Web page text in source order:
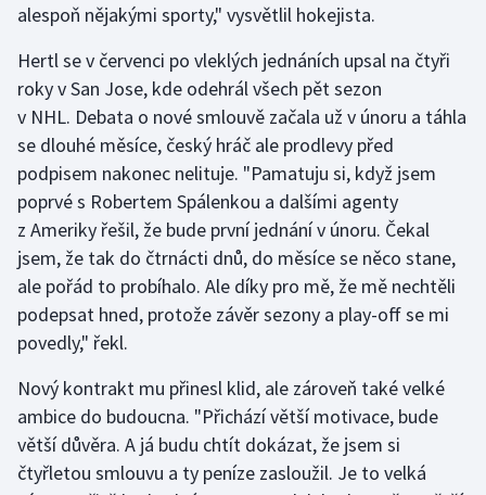
Stolní tenis
Veslování
Vodní slalom
Volejbal
Ostatní
alespoň nějakými sporty," vysvětlil hokejista.
Hertl se v červenci po vleklých jednáních upsal na čtyři
roky v San Jose, kde odehrál všech pět sezon
v NHL. Debata o nové smlouvě začala už v únoru a táhla
se dlouhé měsíce, český hráč ale prodlevy před
podpisem nakonec nelituje. "Pamatuju si, když jsem
poprvé s Robertem Spálenkou a dalšími agenty
z Ameriky řešil, že bude první jednání v únoru. Čekal
jsem, že tak do čtrnácti dnů, do měsíce se něco stane,
ale pořád to probíhalo. Ale díky pro mě, že mě nechtěli
podepsat hned, protože závěr sezony a play-off se mi
povedly," řekl.
Nový kontrakt mu přinesl klid, ale zároveň také velké
ambice do budoucna. "Přichází větší motivace, bude
větší důvěra. A já budu chtít dokázat, že jsem si
čtyřletou smlouvu a ty peníze zasloužil. Je to velká